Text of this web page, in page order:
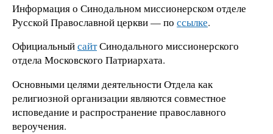
Информация о Синодальном миссионерском отделе
Русской Православной церкви — по ссылке.
ОфициальныйсайтСинодального миссионерского
отдела Московского Патриархата.
Основными целями деятельности Отдела как
религиозной организации являются совместное
исповедание и распространение православного
вероучения.